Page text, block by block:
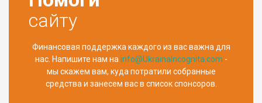
сайту
Финансовая поддержка каждого из вас важна для
нас. Напишите нам на info@UkrainaIncognita.com -
мы скажем вам, куда потратили собранные
средства и занесем вас в список спонсоров.